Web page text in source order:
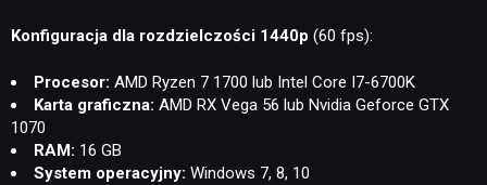
Konfiguracja dla rozdzielczości 1440p (60 fps):
Procesor: AMD Ryzen 7 1700 lub Intel Core I7-6700K
Karta graficzna: AMD RX Vega 56 lub Nvidia Geforce GTX
1070
RAM: 16 GB
System operacyjny: Windows 7, 8, 10